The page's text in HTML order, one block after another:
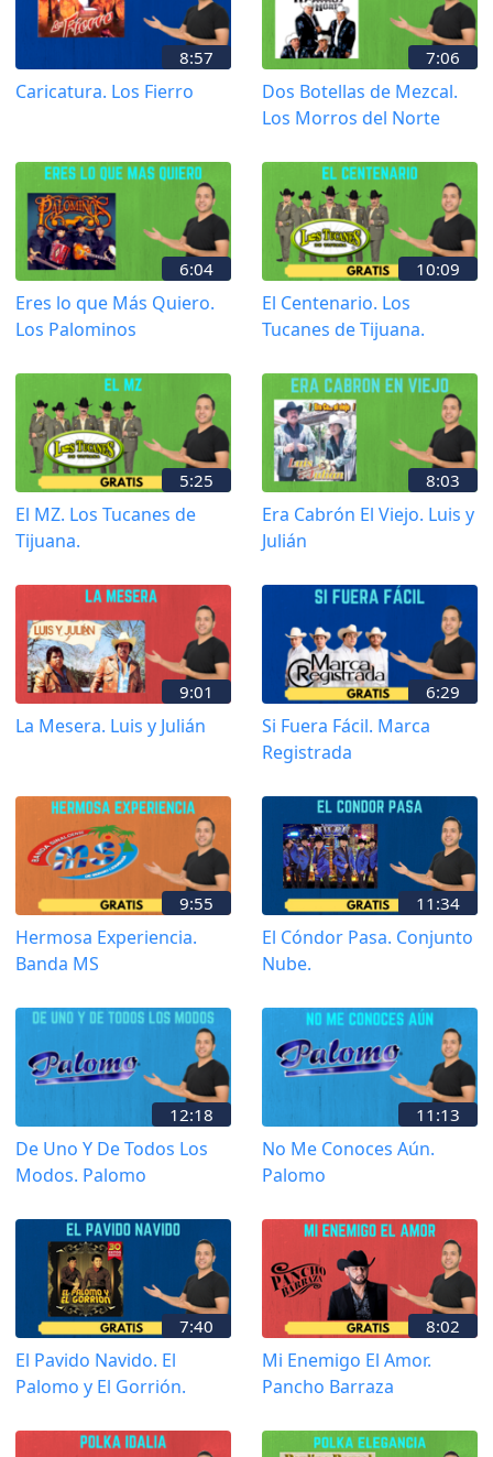
8:57
Caricatura. Los Fierro
7:06
Dos Botellas de Mezcal.
Los Morros del Norte
6:04
Eres lo que Más Quiero.
Los Palominos
10:09
El Centenario. Los
Tucanes de Tijuana.
5:25
El MZ. Los Tucanes de
Tijuana.
8:03
Era Cabrón El Viejo. Luis y
Julián
9:01
La Mesera. Luis y Julián
6:29
Si Fuera Fácil. Marca
Registrada
9:55
Hermosa Experiencia.
Banda MS
11:34
El Cóndor Pasa. Conjunto
Nube.
12:18
De Uno Y De Todos Los
Modos. Palomo
11:13
No Me Conoces Aún.
Palomo
7:40
El Pavido Navido. El
Palomo y El Gorrión.
8:02
Mi Enemigo El Amor.
Pancho Barraza